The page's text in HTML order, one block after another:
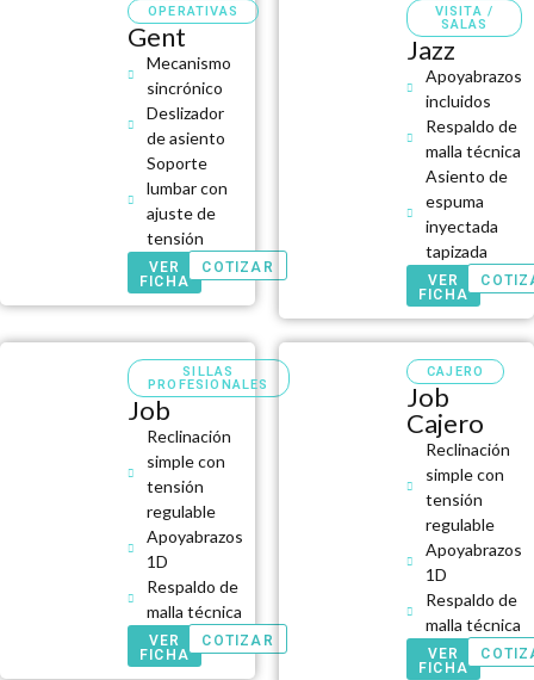
OPERATIVAS
Gent
Mecanismo
sincrónico
Deslizador
de asiento
Soporte
lumbar con
ajuste de
tensión
VER
FICHA
COTIZAR
VISITA /
SALAS
Jazz
Apoyabrazos
incluidos
Respaldo de
malla técnica
Asiento de
espuma
inyectada
tapizada
VER
FICHA
SILLAS
PROFESIONALES
Job
Reclinación
simple con
tensión
regulable
Apoyabrazos
1D
Respaldo de
malla técnica
VER
FICHA
COTIZAR
CAJERO
Job
Cajero
Reclinación
simple con
tensión
regulable
Apoyabrazos
1D
Respaldo de
malla técnica
VER
FICHA